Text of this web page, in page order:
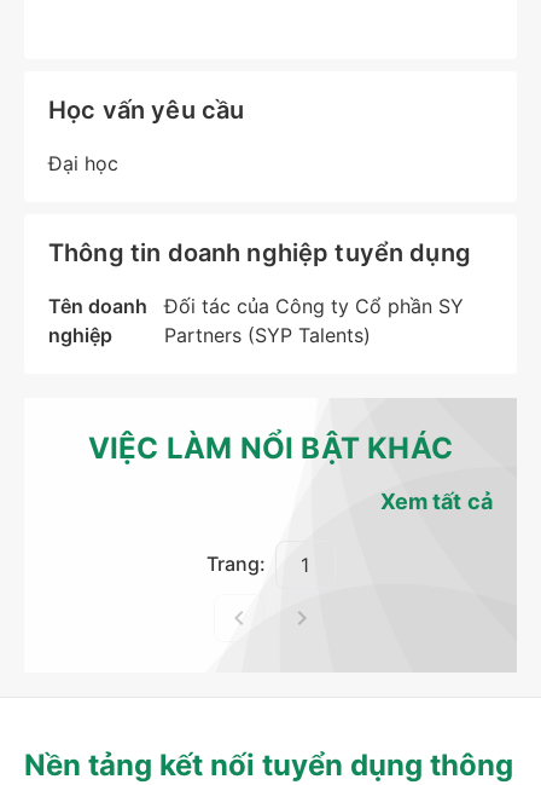
Học vấn yêu cầu
Đại học
Thông tin doanh nghiệp tuyển dụng
Tên doanh
nghiệp
Đối tác của Công ty Cổ phần SY
Partners (SYP Talents)
VIỆC LÀM NỔI BẬT KHÁC
Xem tất cả
Trang:
Nền tảng kết nối tuyển dụng thông